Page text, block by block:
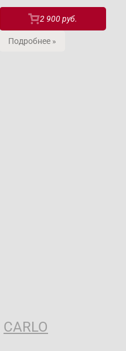
2 900 руб.
Подробнее »
CARLO